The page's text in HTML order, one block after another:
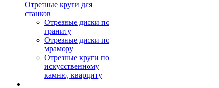
Отрезные круги для
станков
Отрезные диски по
граниту
Отрезные диски по
мрамору
Отрезные круги по
искусственному
камню, кварциту